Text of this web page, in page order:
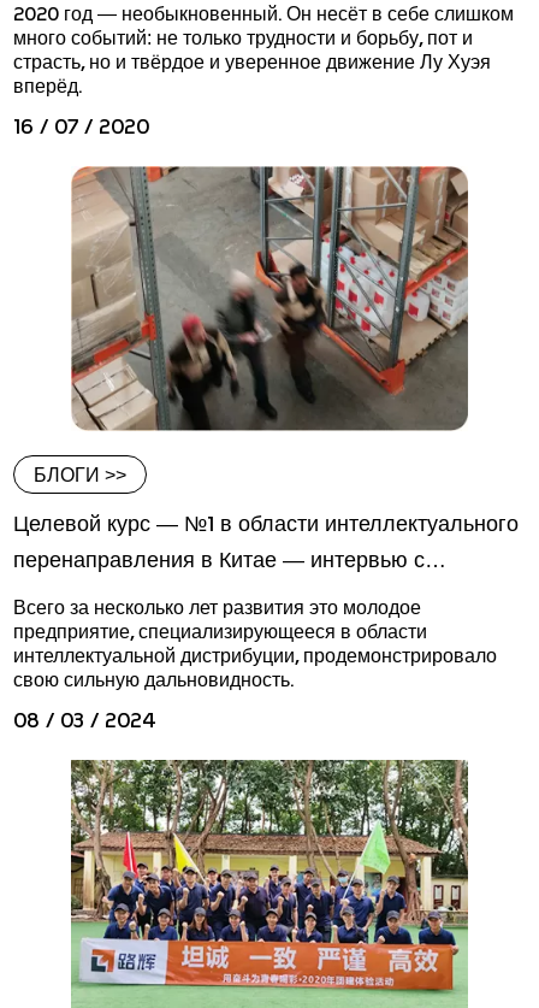
2020 год — необыкновенный. Он несёт в себе слишком
много событий: не только трудности и борьбу, пот и
страсть, но и твёрдое и уверенное движение Лу Хуэя
вперёд.
16 / 07 / 2020
БЛОГИ >>
Целевой курс — №1 в области интеллектуального
перенаправления в Китае — интервью с
Shenzhen Luhui Logistics Equipment Co., LTD.
Всего за несколько лет развития это молодое
предприятие, специализирующееся в области
интеллектуальной дистрибуции, продемонстрировало
свою сильную дальновидность.
08 / 03 / 2024